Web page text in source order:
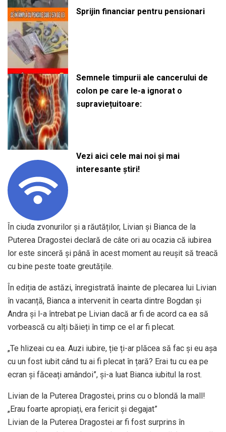
Sprijin financiar pentru pensionari
Semnele timpurii ale cancerului de
colon pe care le-a ignorat o
supraviețuitoare:
Vezi aici cele mai noi și mai
interesante știri!
În ciuda zvonurilor și a răutăților, Livian și Bianca de la
Puterea Dragostei declară de câte ori au ocazia că iubirea
lor este sinceră și până în acest moment au reușit să treacă
cu bine peste toate greutățile.
În ediția de astăzi, înregistrată înainte de plecarea lui Livian
în vacanță, Bianca a intervenit în cearta dintre Bogdan și
Andra și l-a întrebat pe Livian dacă ar fi de acord ca ea să
vorbească cu alți băieți în timp ce el ar fi plecat.
„Te hlizeai cu ea. Auzi iubire, ție ți-ar plăcea să fac și eu așa
cu un fost iubit când tu ai fi plecat în țară? Erai tu cu ea pe
ecran și făceați amândoi”, și-a luat Bianca iubitul la rost.
Livian de la Puterea Dragostei, prins cu o blondă la mall!
„Erau foarte apropiați, era fericit și degajat”
Livian de la Puterea Dragostei ar fi fost surprins în